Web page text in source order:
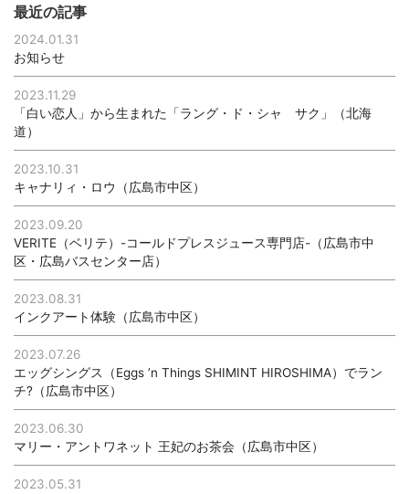
最近の記事
2024.01.31
お知らせ
2023.11.29
「白い恋人」から生まれた「ラング・ド・シャ サク」（北海
道）
2023.10.31
キャナリィ・ロウ（広島市中区）
2023.09.20
VERITE（ベリテ）-コールドプレスジュース専門店-（広島市中
区・広島バスセンター店）
2023.08.31
インクアート体験（広島市中区）
2023.07.26
エッグシングス（Eggs ’n Things SHIMINT HIROSHIMA）でラン
チ?（広島市中区）
2023.06.30
マリー・アントワネット 王妃のお茶会（広島市中区）
2023.05.31